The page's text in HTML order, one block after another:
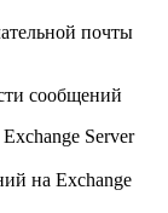
почты
сообщений
Server
на Exchange